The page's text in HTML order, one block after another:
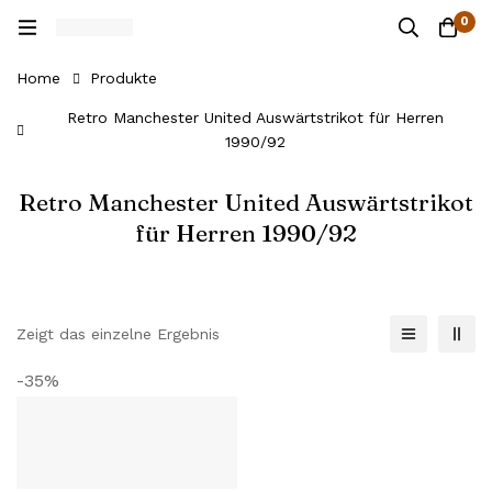
0
Home Produkte
Retro Manchester United Auswärtstrikot für Herren
1990/92
Retro Manchester United Auswärtstrikot
für Herren 1990/92
Zeigt das einzelne Ergebnis
-35%